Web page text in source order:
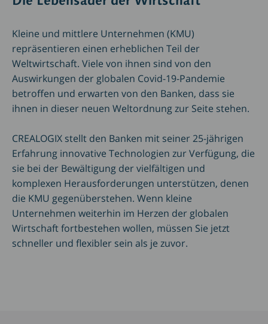
Kleine und mittlere Unternehmen (KMU)
repräsentieren einen erheblichen Teil der
Weltwirtschaft. Viele von ihnen sind von den
Auswirkungen der globalen Covid-19-Pandemie
betroffen und erwarten von den Banken, dass sie
ihnen in dieser neuen Weltordnung zur Seite stehen.
CREALOGIX stellt den Banken mit seiner 25-jährigen
Erfahrung innovative Technologien zur Verfügung, die
sie bei der Bewältigung der vielfältigen und
komplexen Herausforderungen unterstützen, denen
die KMU gegenüberstehen. Wenn kleine
Unternehmen weiterhin im Herzen der globalen
Wirtschaft fortbestehen wollen, müssen Sie jetzt
schneller und flexibler sein als je zuvor.